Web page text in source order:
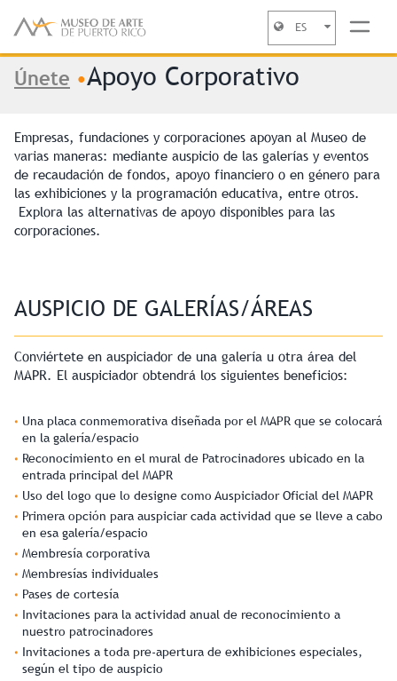
Jump to navigation
ES
Se encuentra usted aquí
Únete •Apoyo Corporativo
Empresas, fundaciones y corporaciones apoyan al Museo de
varias maneras: mediante auspicio de las galerías y eventos
de recaudación de fondos, apoyo financiero o en género para
las exhibiciones y la programación educativa, entre otros.
Explora las alternativas de apoyo disponibles para las
corporaciones.
AUSPICIO DE GALERÍAS/ÁREAS
Conviértete en auspiciador de una galería u otra área del
MAPR. El auspiciador obtendrá los siguientes beneficios:
Una placa conmemorativa diseñada por el MAPR que se colocará
en la galería/espacio
Reconocimiento en el mural de Patrocinadores ubicado en la
entrada principal del MAPR
Uso del logo que lo designe como Auspiciador Oficial del MAPR
Primera opción para auspiciar cada actividad que se lleve a cabo
en esa galería/espacio
Membresía corporativa
Membresías individuales
Pases de cortesía
Invitaciones para la actividad anual de reconocimiento a
nuestro patrocinadores
Invitaciones a toda pre-apertura de exhibiciones especiales,
según el tipo de auspicio